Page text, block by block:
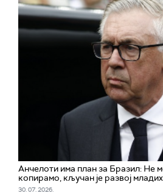
Aнчелоти има план за Бразил: Не
копирамо, кључан је развој
30. 07. 2026.